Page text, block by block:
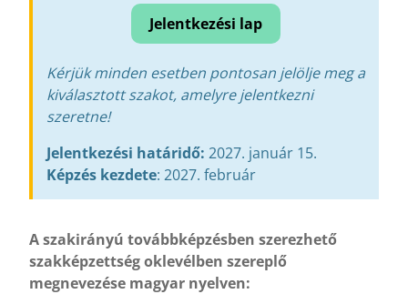
Jelentkezési lap
Kérjük minden esetben pontosan jelölje meg a
kiválasztott szakot, amelyre jelentkezni
szeretne!
Jelentkezési határidő: 2027. január 15.
Képzés kezdete: 2027. február
A szakirányú továbbképzésben szerezhető
szakképzettség oklevélben szereplő
megnevezése magyar nyelven: